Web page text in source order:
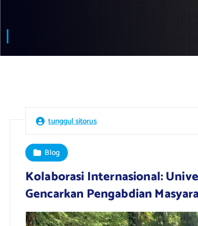
tunggul sitorus
Blog
Kolaborasi Internasional:
Gencarkan Pengabdian